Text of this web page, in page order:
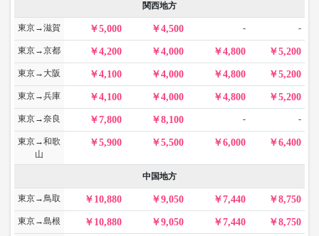
関西地方
東京→滋賀 5,000 4,500 - -
東京→京都 4,200 4,000 4,800 5,200
東京→大阪 4,100 4,000 4,800 5,200
東京→兵庫 4,100 4,000 4,800 5,200
東京→奈良 7,800 8,100 - -
東京→和歌
山
5,900 5,500 6,000 6,400
中国地方
東京→鳥取 10,880 9,050 7,440 8,750
東京→島根 10,880 9,050 7,440 8,750